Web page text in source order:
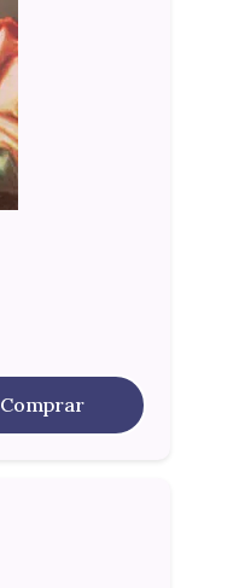
Comprar